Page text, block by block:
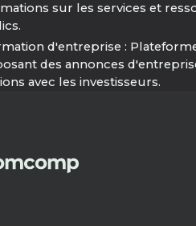
sur les services et
d'entreprise :
des annonces
avec les investisseurs.